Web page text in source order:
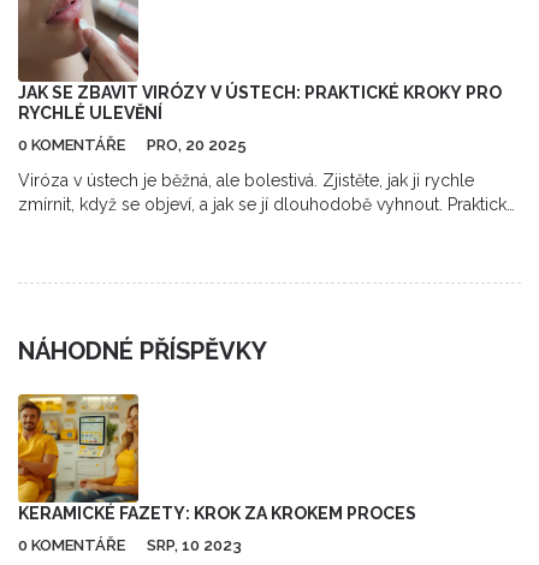
JAK SE ZBAVIT VIRÓZY V ÚSTECH: PRAKTICKÉ KROKY PRO
RYCHLÉ ULEVĚNÍ
0 KOMENTÁŘE PRO, 20 2025
Viróza v ústech je běžná, ale bolestivá. Zjistěte, jak ji rychle
zmírnit, když se objeví, a jak se jí dlouhodobě vyhnout. Praktické
NÁHODNÉ PŘÍSPĚVKY
KERAMICKÉ FAZETY: KROK ZA KROKEM PROCES
0 KOMENTÁŘE SRP, 10 2023